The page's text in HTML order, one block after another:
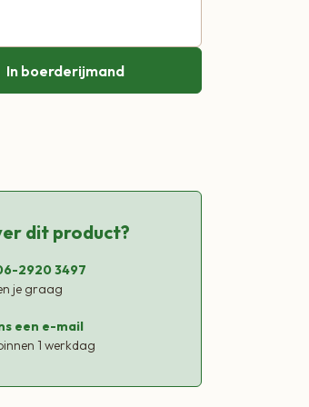
In boerderijmand
dit product?
2920 3497
je graag
een e-mail
1 werkdag